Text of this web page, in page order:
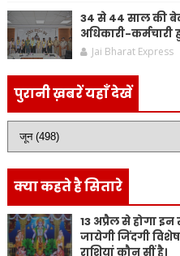
34 से 44 साल की
अधिकारी-कर्मचारी
Jai Bharat Express
पुरानी ख़बरें यहाँ देखें
क्या कहते है सितारे
13 अप्रैल से होगा
जायेगी जिंदगी
राशियां कौन सीं है।